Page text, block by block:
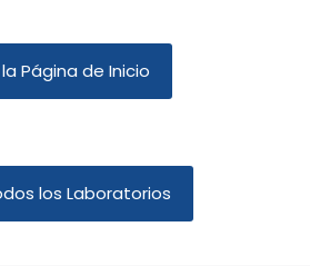
Página de Inicio
los Laboratorios